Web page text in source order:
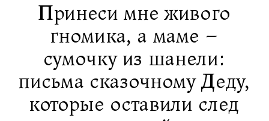
Принеси мне живого
гномика, а маме –
сумочку из шанели:
письма сказочному Деду,
которые оставили след